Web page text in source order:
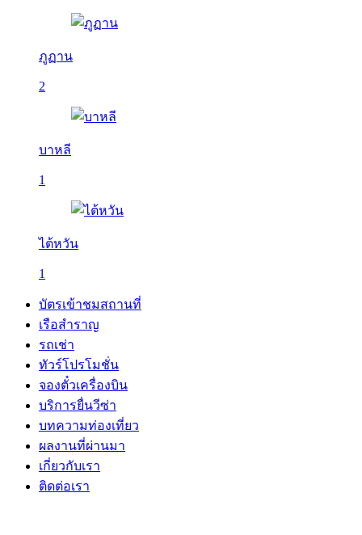
ภูฏาน
2
บาหลี
1
ไต้หวัน
1
บัตรเข้าชมสถานที่
เรือสำราญ
รถเช่า
ทัวร์โปรโมชั่น
จองตั๋วเครื่องบิน
บริการยื่นวีซ่า
บทความท่องเที่ยว
ผลงานที่ผ่านมา
เกี่ยวกับเรา
ติดต่อเรา